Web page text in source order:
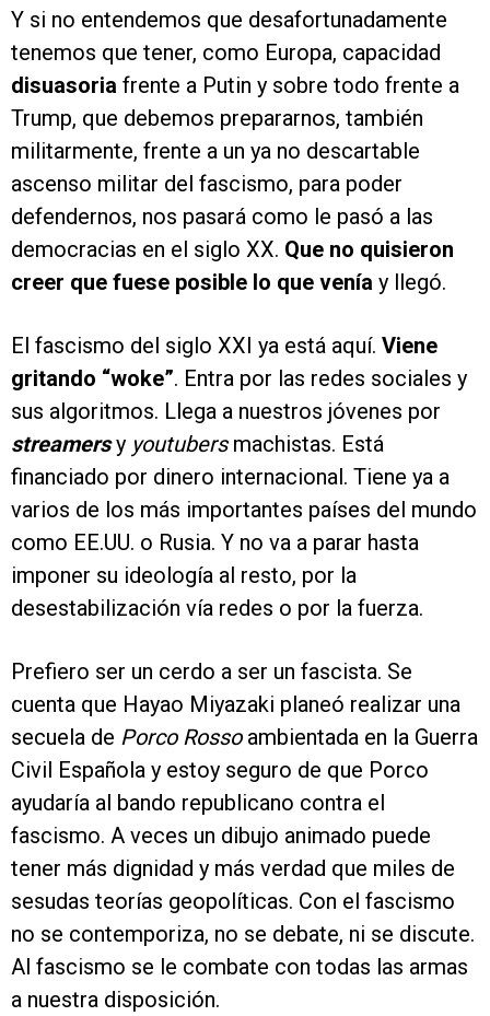
Y si no entendemos que desafortunadamente
tenemos que tener, como Europa, capacidad
disuasoria frente a Putin y sobre todo frente a
Trump, que debemos prepararnos, también
militarmente, frente a un ya no descartable
ascenso militar del fascismo, para poder
defendernos, nos pasará como le pasó a las
democracias en el siglo XX. Que no quisieron
creer que fuese posible lo que venía y llegó.
El fascismo del siglo XXI ya está aquí. Viene
gritando “woke”. Entra por las redes sociales y
sus algoritmos. Llega a nuestros jóvenes por
streamers y youtubersmachistas. Está
financiado por dinero internacional. Tiene ya a
varios de los más importantes países del mundo
como EE.UU. o Rusia. Y no va a parar hasta
imponer su ideología al resto, por la
desestabilización vía redes o por la fuerza.
Prefiero ser un cerdo a ser un fascista. Se
cuenta que Hayao Miyazaki planeó realizar una
secuela de Porco Rossoambientada en la Guerra
Civil Española y estoy seguro de que Porco
ayudaría al bando republicano contra el
fascismo. A veces un dibujo animado puede
tener más dignidad y más verdad que miles de
sesudas teorías geopolíticas. Con el fascismo
no se contemporiza, no se debate, ni se discute.
Al fascismo se le combate con todas las armas
a nuestra disposición.